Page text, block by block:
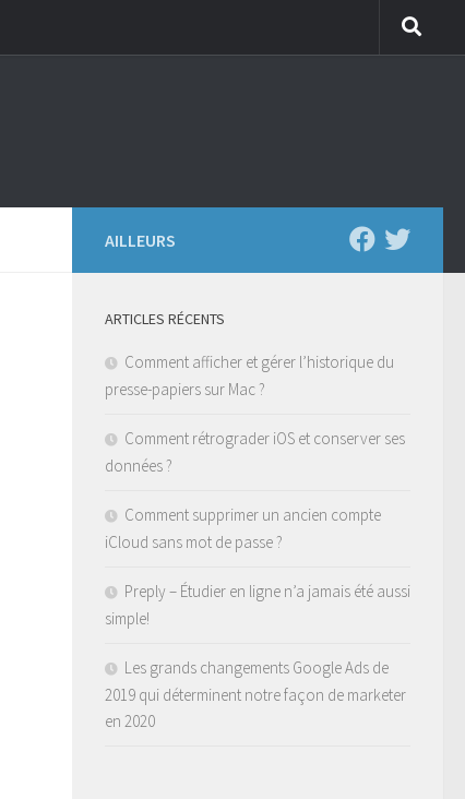
AILLEURS
ARTICLES RÉCENTS
Comment afficher et gérer l’historique du
presse-papiers sur Mac ?
Comment rétrograder iOS et conserver ses
données ?
Comment supprimer un ancien compte
iCloud sans mot de passe ?
Preply – Étudier en ligne n’a jamais été aussi
simple!
Les grands changements Google Ads de
2019 qui déterminent notre façon de marketer
en 2020